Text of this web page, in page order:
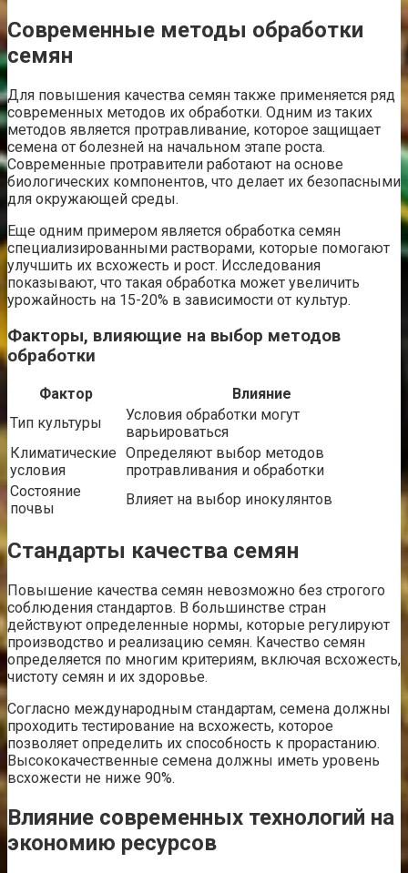
Современные методы обработки
семян
Для повышения качества семян также применяется ряд
современных методов их обработки. Одним из таких
методов является протравливание, которое защищает
семена от болезней на начальном этапе роста.
Современные протравители работают на основе
биологических компонентов, что делает их безопасными
для окружающей среды.
Еще одним примером является обработка семян
специализированными растворами, которые помогают
улучшить их всхожесть и рост. Исследования
показывают, что такая обработка может увеличить
урожайность на 15-20% в зависимости от культур.
Факторы, влияющие на выбор методов
обработки
Фактор
Влияние
Тип культуры
Условия обработки могут
варьироваться
Климатические
условия
Определяют выбор методов
протравливания и обработки
Состояние
почвы
Влияет на выбор инокулянтов
Стандарты качества семян
Повышение качества семян невозможно без строгого
соблюдения стандартов. В большинстве стран
действуют определенные нормы, которые регулируют
производство и реализацию семян. Качество семян
определяется по многим критериям, включая всхожесть,
чистоту семян и их здоровье.
Согласно международным стандартам, семена должны
проходить тестирование на всхожесть, которое
позволяет определить их способность к прорастанию.
Высококачественные семена должны иметь уровень
всхожести не ниже 90%.
Влияние современных технологий на
экономию ресурсов